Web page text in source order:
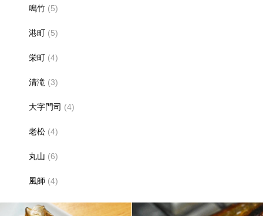
鳴竹 (5)
港町 (5)
栄町 (4)
清滝 (3)
大字門司 (4)
老松 (4)
丸山 (6)
風師 (4)